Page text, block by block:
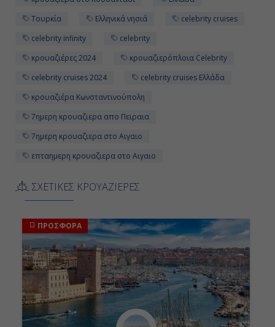
Τουρκία
Ελληνικά νησιά
celebrity cruises
celebrity infinity
celebrity
κρουαζιέρες 2024
κρουαζιερόπλοια Celebrity
celebrity cruises 2024
celebrity cruises Ελλάδα
κρουαζιέρα Κωνσταντινούπολη
7ημερη κρουαζιερα απο Πειραια
7ημερη κρουαζιερα στο Αιγαιο
επταημερη κρουαζιερα στο Αιγαιο
ΣΧΕΤΙΚΕΣ ΚΡΟΥΑΖΙΕΡΕΣ
ΠΡΟΣΦΟΡΑ